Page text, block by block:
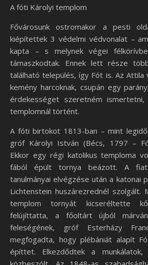
A fóti Károlyi templom
Fővárosunk ostromakor a pesti
kiépítettek 3 védelmi védvonalat –
kapta – s melynek végei
támaszkodtak. Ennek lett része
található település, így Fót is. Az Attila
kemény harcoknak, csupán egy
érdekességet szeretném
templomnál történt.
A fóti birtokot 1813-ban – mint
gróf Károlyi István (Bécs, 1797 –
Ekkor egy régi katolikus temploma
fából épült tornya beázott. A
tanulmányai elvégzése után a katonai
Lichtenstein huszárezrednél szolgált.
templom tornyát kicseréltette
felújíttatta, a főoltárt újból
feleségének, gróf Esterházy
megfogadta, hogy plébániát alapít
építtet. Elkezdődtek a